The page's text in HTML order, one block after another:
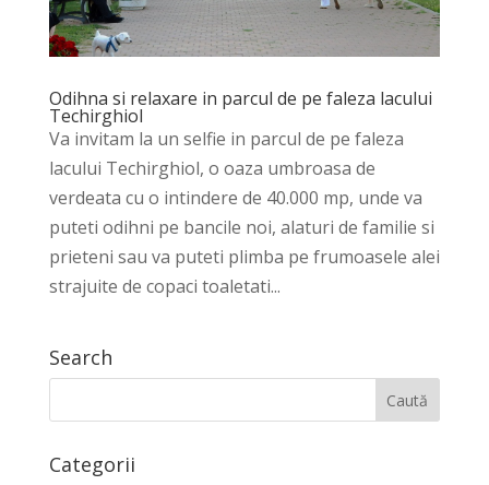
Odihna si relaxare in parcul de pe faleza lacului
Techirghiol
Va invitam la un selfie in parcul de pe faleza
lacului Techirghiol, o oaza umbroasa de
verdeata cu o intindere de 40.000 mp, unde va
puteti odihni pe bancile noi, alaturi de familie si
prieteni sau va puteti plimba pe frumoasele alei
strajuite de copaci toaletati...
Search
Categorii